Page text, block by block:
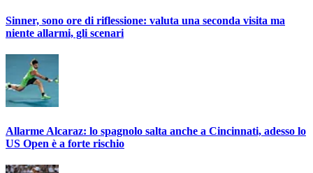
Sinner, sono ore di riflessione: valuta una seconda visita ma
niente allarmi, gli scenari
Allarme Alcaraz: lo spagnolo salta anche a Cincinnati, adesso lo
US Open è a forte rischio